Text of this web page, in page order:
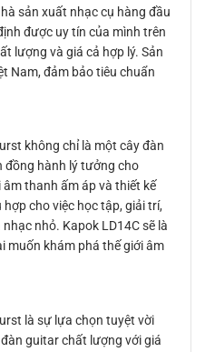
sản xuất nhạc cụ hàng đầu
được uy tín của mình trên
lượng và giá cả hợp lý. Sản
Nam, đảm bảo tiêu chuẩn
không chỉ là một cây đàn
đồng hành lý tưởng cho
thanh ấm áp và thiết kế
cho việc học tập, giải trí,
nhỏ. Kapok LD14C sẽ là
muốn khám phá thế giới âm
là sự lựa chọn tuyệt vời
guitar chất lượng với giá